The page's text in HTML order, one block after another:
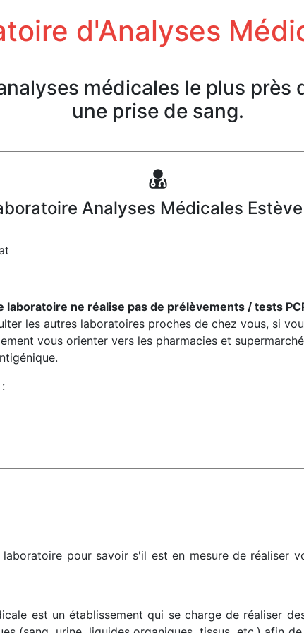
d'Analyses
médicales le plus près
une prise de sang.
Analyses Médicales
laboratoire ne réalise pas de prélèvements / tests
les autres laboratoires proches de chez vous, si
vous orienter vers les pharmacies et
pour savoir s'il est en mesure de réaliser
est un établissement qui se charge de réaliser